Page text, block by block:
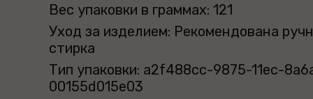
Вес упаковки в граммах: 121
Уход за изделием: Рекомендована
стирка
Тип упаковки: a2f488cc-9875-11ec-
00155d015e03